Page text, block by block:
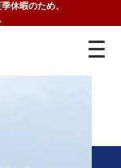
休暇のため、